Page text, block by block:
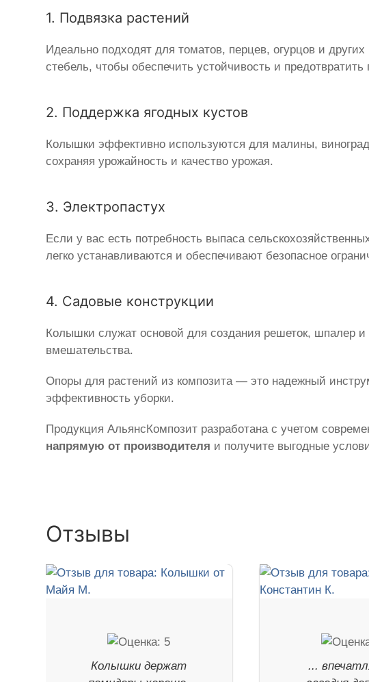
1. Подвязка растений
Идеально подходят для томатов, перцев, огурцов и
стебель, чтобы обеспечить устойчивость и предотвратить
2. Поддержка ягодных кустов
Колышки эффективно используются для малины,
сохраняя урожайность и качество урожая.
3. Электропастух
Если у вас есть потребность выпаса
легко устанавливаются и обеспечивают безопасное
4. Садовые конструкции
Колышки служат основой для создания решеток, шпалер
вмешательства.
Опоры для растений из композита — это надежный
эффективность уборки.
Продукция АльянсКомпозит разработана с учетом
напрямую от производителя и получите выгодные
Отзывы
Колышки держат
...